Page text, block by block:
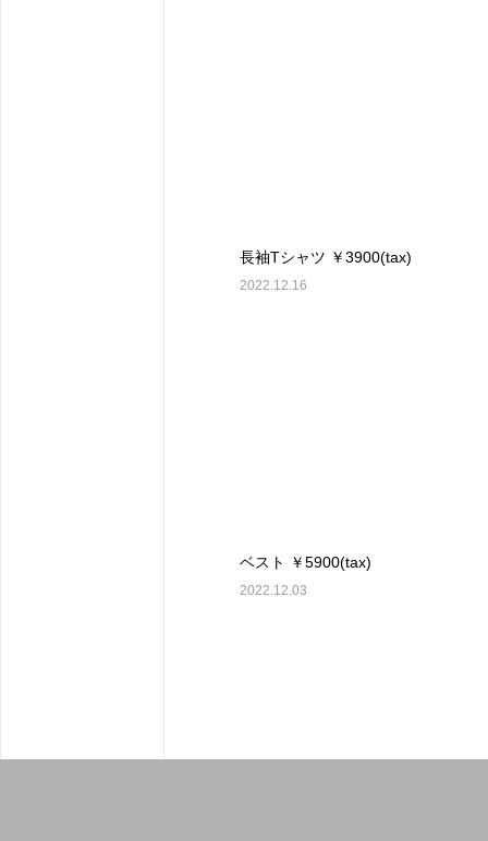
長袖Tシャツ ￥3900(tax)
2022.12.16
ベスト ￥5900(tax)
2022.12.03